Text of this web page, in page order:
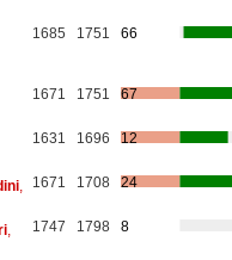
1685 1751 66
1671 1751 67
1631 1696 12
,
1671 1708 24
,
1747 1798 8